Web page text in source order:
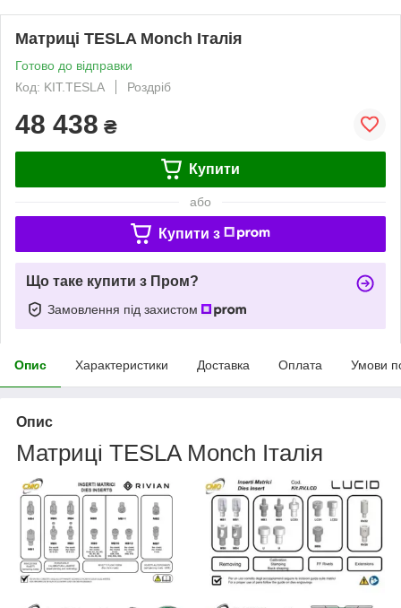
Матриці TESLA Monch Італія
Готово до відправки
Код: KIT.TESLA
Роздріб
48 438 ₴
Купити
або
Купити з
Що таке купити з Пром?
Замовлення під захистом
Опис Характеристики Доставка Оплата Умови
Опис
Матриці TESLA Monch Італія